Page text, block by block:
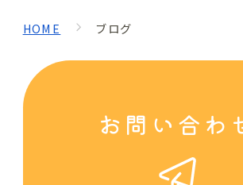
HOME ブログ
お問い合わ